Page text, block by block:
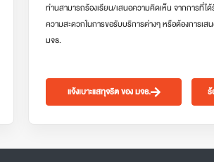
ท่านสามารถร้องเรียน/เสนอความคิดเห็น จากการที่
ความสะดวกในการขอรับบริการต่างๆ หรือต้องการเ
มจธ.
แจ้งเบาะแสทุจริต ของ มจธ.